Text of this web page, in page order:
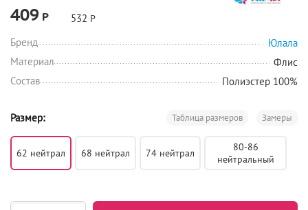
409 Р 532 Р
Бренд
Юлала
Материал
Флис
Состав
Полиэстер 100%
Размер: Замеры
Таблица размеров
62 нейтрал 68 нейтрал 74 нейтрал
80-86
нейтральный